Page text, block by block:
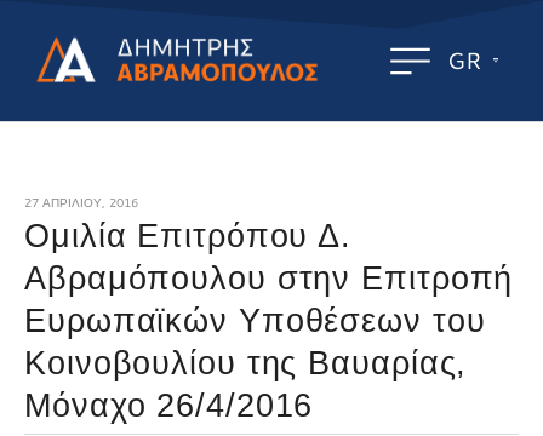
GR
27 ΑΠΡΙΛΊΟΥ, 2016
Ομιλία Επιτρόπου Δ.
Αβραμόπουλου στην Επιτροπή
Ευρωπαϊκών Υποθέσεων του
Κοινοβουλίου της Βαυαρίας,
Μόναχο 26/4/2016